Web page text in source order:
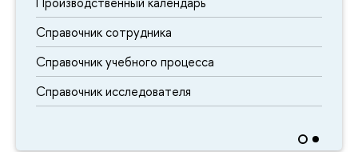
Справочник сотрудника
Справочник учебного процесса
Справочник исследователя